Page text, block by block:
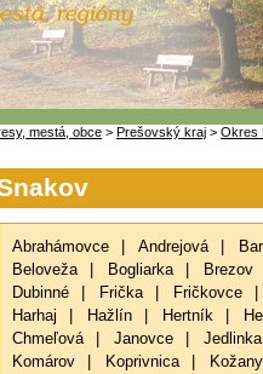
mestá, obce > Prešovský kraj > Okres
Abrahámovce Andrejová
Beloveža
Bogliarka
Brezov
Dubinné
Frička Fričkovce
Harhaj
Hažlín Hertník
Chmeľová
Janovce
Jedlinka
Komárov
Koprivnica
Kožany